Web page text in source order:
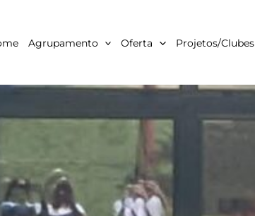
Agrupamento Oferta Projetos/Clubes